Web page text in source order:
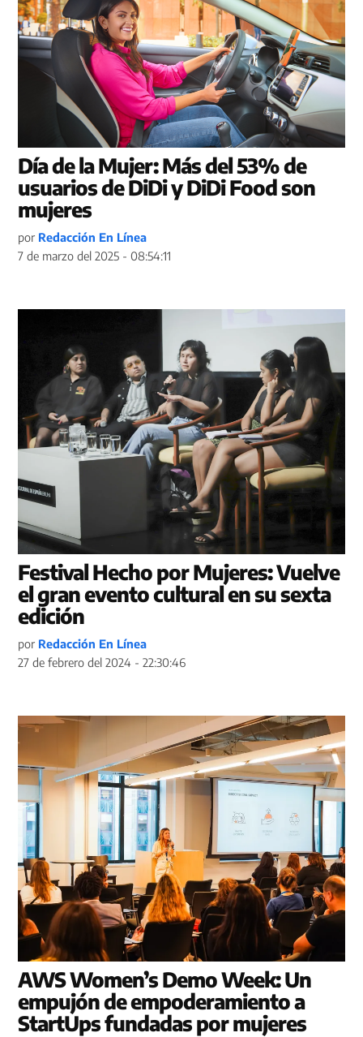
Día de la Mujer: Más del 53% de
usuarios de DiDi y DiDi Food son
mujeres
por Redacción En Línea
7 de marzo del 2025 - 08:54:11
Festival Hecho por Mujeres: Vuelve
el gran evento cultural en su sexta
edición
por Redacción En Línea
27 de febrero del 2024 - 22:30:46
AWS Women’s Demo Week: Un
empujón de empoderamiento a
StartUps fundadas por mujeres